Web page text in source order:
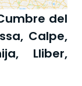
del
Calpe,
Lliber,